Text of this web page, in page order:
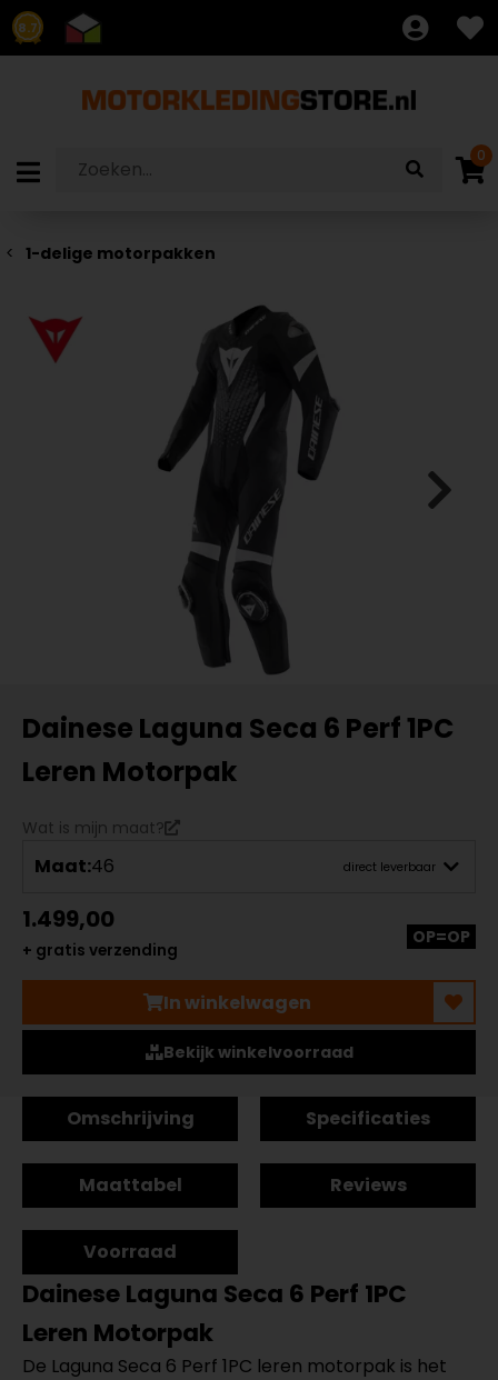
8.7
0
1-delige motorpakken
Dainese Laguna Seca 6 Perf 1PC
Leren Motorpak
Wat is mijn maat?
Maat:46 direct leverbaar
1.499,00
+ gratis verzending
OP=OP
In winkelwagen
Bekijk winkelvoorraad
Omschrijving Specificaties
Maattabel Reviews
Voorraad
Dainese Laguna Seca 6 Perf 1PC
Leren Motorpak
De Laguna Seca 6 Perf 1PC leren motorpak is het